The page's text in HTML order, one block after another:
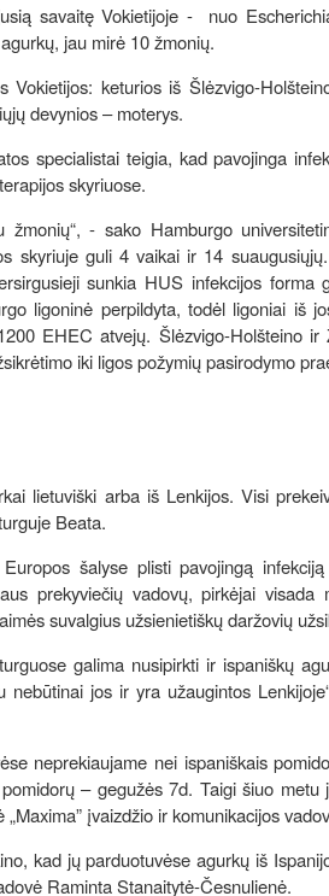
savaitę Vokietijoje - nuo
jau mirė 10 žmonių.
Vokietijos: keturios iš Šlėzvigo-
devynios – moterys.
specialistai teigia, kad pavojinga
skyriuose.
žmonių“, - sako Hamburgo
skyriuje guli 4 vaikai ir 14
sunkia HUS infekcijos
ligoninė perpildyta, todėl ligoniai iš
EHEC atvejų. Šlėzvigo-Holšteino
iki ligos požymių pasirodymo
lietuviški arba iš Lenkijos. Visi
Beata.
šalyse plisti pavojingą
prekyviečių vadovų, pirkėjai
suvalgius užsienietiškų daržovių
galima nusipirkti ir ispaniškų
nebūtinai jos ir yra užaugintos
neprekiaujame nei ispaniškais
– gegužės 7d. Taigi šiuo
„Maxima” įvaizdžio ir komunikacijos
kad jų parduotuvėse agurkų iš
Raminta Stanaitytė-Česnulienė.